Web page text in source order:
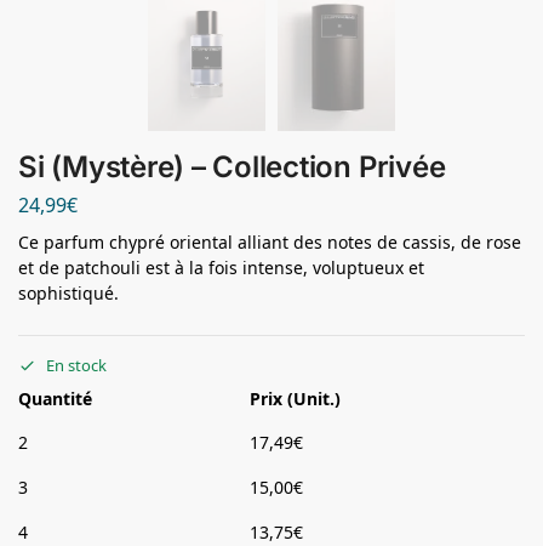
Si (Mystère) – Collection Privée
24,99€
Ce parfum chypré oriental alliant des notes de cassis, de rose
et de patchouli est à la fois intense, voluptueux et
sophistiqué.
En stock
Quantité
Prix (Unit.)
2
17,49€
3
15,00€
4
13,75€